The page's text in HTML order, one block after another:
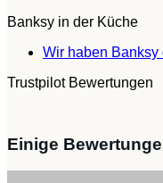
Banksy in der Küche
Wir haben
Trustpilot Bewertungen
Einige